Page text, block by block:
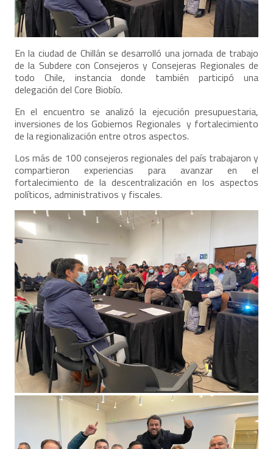
En la ciudad de Chillán se desarrolló una jornada de trabajo
de la Subdere con Consejeros y Consejeras Regionales de
todo Chile, instancia donde también participó una
delegación del Core Biobío.
En el encuentro se analizó la ejecución presupuestaria,
inversiones de los Gobiernos Regionales y fortalecimiento
de la regionalización entre otros aspectos.
Los más de 100 consejeros regionales del país trabajaron y
compartieron experiencias para avanzar en el
fortalecimiento de la descentralización en los aspectos
políticos, administrativos y fiscales.